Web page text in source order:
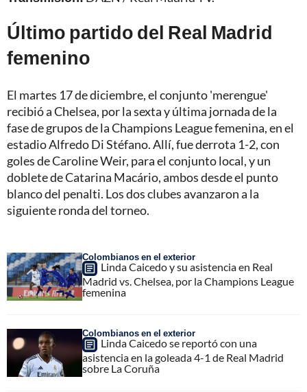
Último partido del Real Madrid
femenino
El martes 17 de diciembre, el conjunto 'merengue'
recibió a Chelsea, por la sexta y última jornada de la
fase de grupos de laChampions League femenina, en el
estadio Alfredo Di Stéfano. Allí, fue derrota 1-2, con
goles de Caroline Weir, para el conjunto local, y un
doblete de Catarina Macário, ambos desde el punto
blanco del penalti. Los dos clubes avanzaron a la
siguiente ronda del torneo.
Colombianos en el exterior
Linda Caicedo y su asistencia en Real
Madrid vs. Chelsea, por la Champions League
femenina
Colombianos en el exterior
Linda Caicedo se reportó con una
asistencia en la goleada 4-1 de Real Madrid
sobre La Coruña